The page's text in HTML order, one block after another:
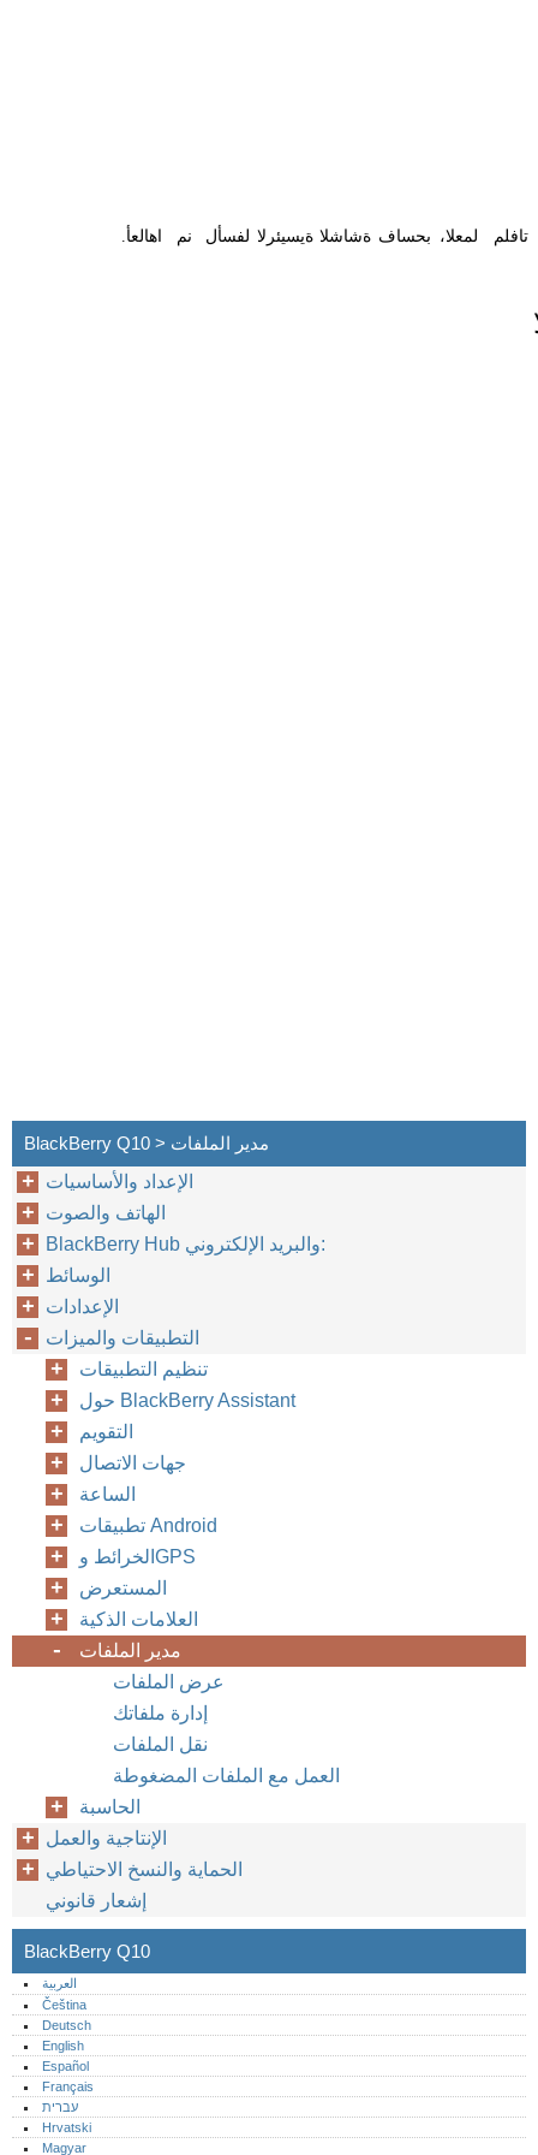
تافلم ،لمعلا بحساف ةشاشلا ةيسيئرلا لفسأل نم اهالعأ.
BlackBerry Q10 > مدير الملفات
الإعداد والأساسيات
الهاتف والصوت
BlackBerry Hub والبريد الإلكتروني:
الوسائط
الإعدادات
التطبيقات والميزات
تنظيم التطبيقات
حول BlackBerry Assistant
التقويم
جهات الاتصال
الساعة
تطبيقات Android
الخرائط وGPS
المستعرض
العلامات الذكية
مدير الملفات
عرض الملفات
إدارة ملفاتك
نقل الملفات
العمل مع الملفات المضغوطة
الحاسبة
الإنتاجية والعمل
الحماية والنسخ الاحتياطي
إشعار قانوني
BlackBerry Q10
العربية
Čeština
Deutsch
English
Español
Français
עברית
Hrvatski
Magyar